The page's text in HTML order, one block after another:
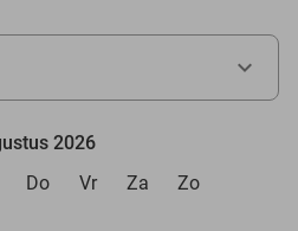
2026
Do Vr Za Zo